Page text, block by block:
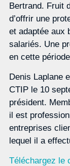
Bertrand. Fruit
d’offrir une
et adaptée aux
salariés. Une
en cette
Denis Laplane
CTIP le 10
président.
il est
entreprises
lequel il a
Téléchargez le